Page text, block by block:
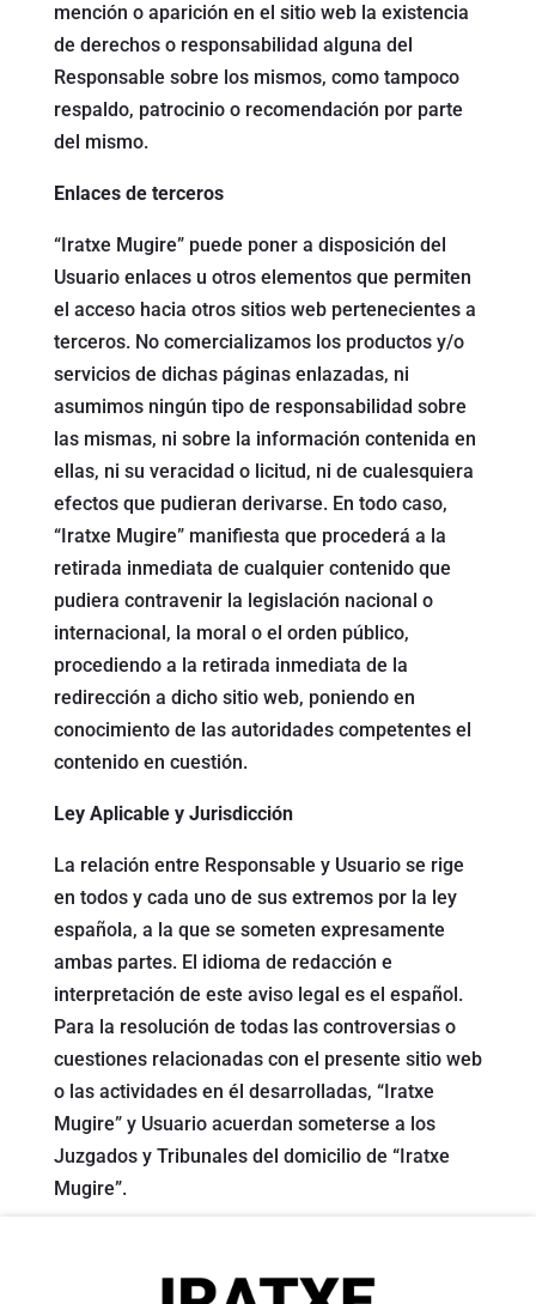
mención o aparición en el sitio web la existencia
de derechos o responsabilidad alguna del
Responsable sobre los mismos, como tampoco
respaldo, patrocinio o recomendación por parte
del mismo.
Enlaces de terceros
“Iratxe Mugire” puede poner a disposición del
Usuario enlaces u otros elementos que permiten
el acceso hacia otros sitios web pertenecientes a
terceros. No comercializamos los productos y/o
servicios de dichas páginas enlazadas, ni
asumimos ningún tipo de responsabilidad sobre
las mismas, ni sobre la información contenida en
ellas, ni su veracidad o licitud, ni de cualesquiera
efectos que pudieran derivarse. En todo caso,
“Iratxe Mugire” manifiesta que procederá a la
retirada inmediata de cualquier contenido que
pudiera contravenir la legislación nacional o
internacional, la moral o el orden público,
procediendo a la retirada inmediata de la
redirección a dicho sitio web, poniendo en
conocimiento de las autoridades competentes el
contenido en cuestión.
Ley Aplicable y Jurisdicción
La relación entre Responsable y Usuario se rige
en todos y cada uno de sus extremos por la ley
española, a la que se someten expresamente
ambas partes. El idioma de redacción e
interpretación de este aviso legal es el español.
Para la resolución de todas las controversias o
cuestiones relacionadas con el presente sitio web
o las actividades en él desarrolladas, “Iratxe
Mugire” y Usuario acuerdan someterse a los
Juzgados y Tribunales del domicilio de “Iratxe
Mugire”.